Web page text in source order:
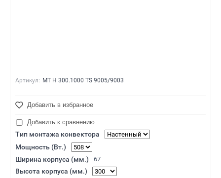
Артикул: MT H 300.1000 TS 9005/9003
Добавить в избранное
Добавить к сравнению
Тип монтажа конвектора
Мощность (Вт.)
Ширина корпуса (мм.)
67
Высота корпуса (мм.)